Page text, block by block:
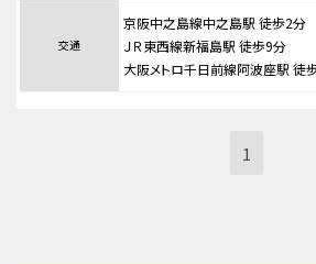
交通
京阪中之島線中之島駅 徒歩2分
ＪＲ東西線新福島駅 徒歩9分
大阪メトロ千日前線阿波座駅 徒
1